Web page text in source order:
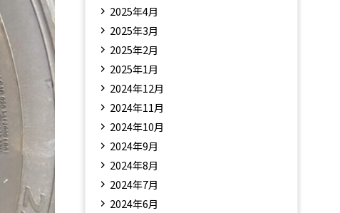
2025年4月
2025年3月
2025年2月
2025年1月
2024年12月
2024年11月
2024年10月
2024年9月
2024年8月
2024年7月
2024年6月